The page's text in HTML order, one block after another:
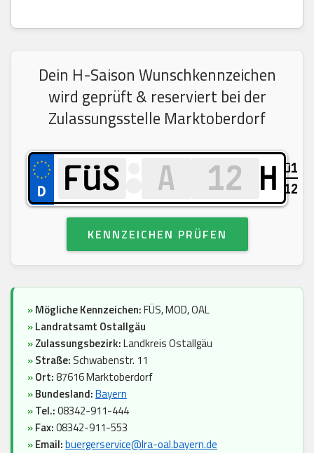
Dein H-Saison Wunschkennzeichen
wird geprüft & reserviert bei der
Zulassungsstelle Marktoberdorf
H
01
12
KENNZEICHEN PRÜFEN
»Mögliche Kennzeichen:FÜS, MOD, OAL
»Landratsamt Ostallgäu
»Zulassungsbezirk:Landkreis Ostallgäu
»Straße: Schwabenstr. 11
»Ort:87616 Marktoberdorf
»Bundesland:Bayern
»Tel.:08342-911-444
»Fax:08342-911-553
»Email:buergerservice@lra-oal.bayern.de